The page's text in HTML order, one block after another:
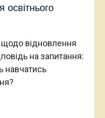
освітнього
щодо відновлення
на запитання:
навчатись